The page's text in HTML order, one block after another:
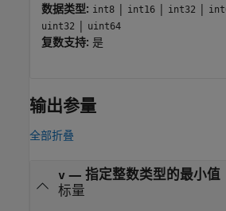
数据类型: int8 | int16 | int32 |
uint32 | uint64
复数支持: 是
输出参量
全部折叠
v— 指定整数类型的最小值
标量